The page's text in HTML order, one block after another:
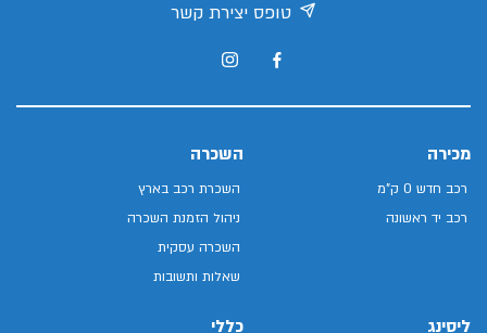
טופס יצירת קשר
מכירה
רכב חדש 0 ק"מ
רכב יד ראשונה
השכרה
השכרת רכב בארץ
ניהול הזמנת השכרה
השכרה עסקית
שאלות ותשובות
ליסינג כללי